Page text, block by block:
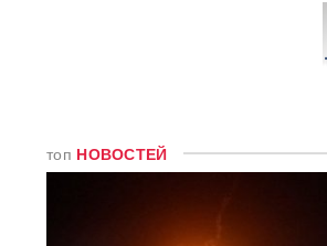
изъятия замороженных
активов России в Euroclear
топ НОВОСТЕЙ